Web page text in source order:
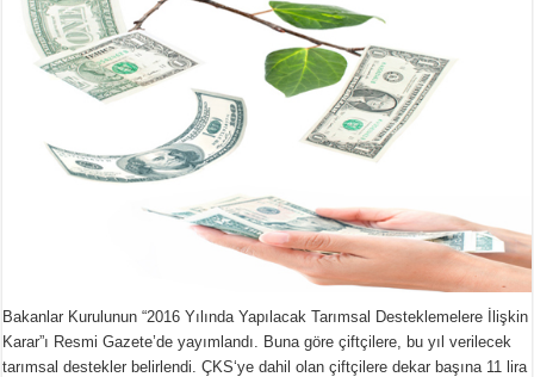
Bakanlar Kurulunun “2016 Yılında Yapılacak Tarımsal Desteklemelere İlişkin
Karar”ı Resmi Gazete’de yayımlandı. Buna göre çiftçilere, bu yıl verilecek
tarımsal destekler belirlendi. ÇKS‘ye dahil olan çiftçilere dekar başına 11 lira